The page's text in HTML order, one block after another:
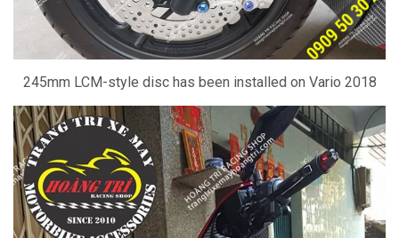
245mm LCM-style disc has been installed on Vario 2018